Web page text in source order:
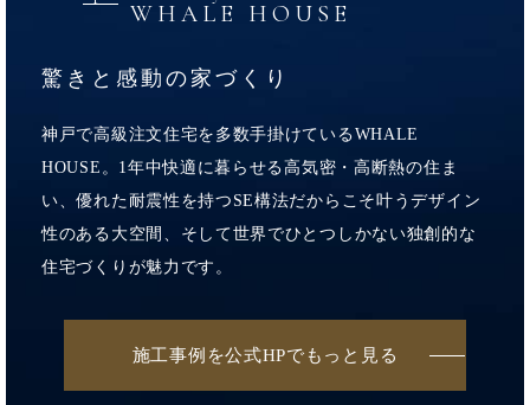
WHALE HOUSE
驚きと感動の家づくり
神戸で高級注文住宅を多数手掛けているWHALE
HOUSE。1年中快適に暮らせる高気密・高断熱の住ま
い、優れた耐震性を持つSE構法だからこそ叶うデザイン
性のある大空間、そして世界でひとつしかない独創的な
住宅づくりが魅力です。
施工事例を公式HPでもっと見る